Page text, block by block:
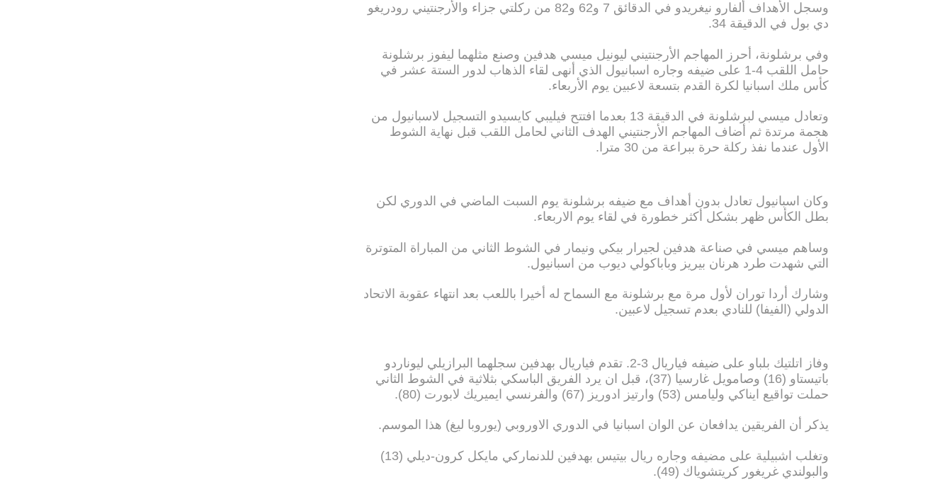
وسجل الأهداف ألفارو نيغريدو في الدقائق 7 و62 و82 من ركلتي جزاء والأرجنتيني رودريغو
دي بول في الدقيقة 34.
وفي برشلونة، أحرز المهاجم الأرجنتيني ليونيل ميسي هدفين وصنع مثلهما ليفوز برشلونة
حامل اللقب 4-1 على ضيفه وجاره اسبانيول الذي أنهى لقاء الذهاب لدور الستة عشر في
كأس ملك اسبانيا لكرة القدم بتسعة لاعبين يوم الأربعاء.
وتعادل ميسي لبرشلونة في الدقيقة 13 بعدما افتتح فيليبي كايسيدو التسجيل لاسبانيول من
هجمة مرتدة ثم أضاف المهاجم الأرجنتيني الهدف الثاني لحامل اللقب قبل نهاية الشوط
الأول عندما نفذ ركلة حرة ببراعة من 30 مترا.
وكان اسبانيول تعادل بدون أهداف مع ضيفه برشلونة يوم السبت الماضي في الدوري لكن
بطل الكأس ظهر بشكل أكثر خطورة في لقاء يوم الاربعاء.
وساهم ميسي في صناعة هدفين لجيرار بيكي ونيمار في الشوط الثاني من المباراة المتوترة
التي شهدت طرد هرنان بيريز وباباكولي ديوب من اسبانيول.
وشارك أردا توران لأول مرة مع برشلونة مع السماح له أخيرا باللعب بعد انتهاء عقوبة الاتحاد
الدولي (الفيفا) للنادي بعدم تسجيل لاعبين.
وفاز اتلتيك بلباو على ضيفه فياريال 3-2. تقدم فياريال بهدفين سجلهما البرازيلي ليوناردو
باتيستاو (16) وصامويل غارسيا (37)، قبل ان يرد الفريق الباسكي بثلاثية في الشوط الثاني
حملت تواقيع ايناكي وليامس (53) وارتيز ادوريز (67) والفرنسي ايميريك لابورت (80).
يذكر أن الفريقين يدافعان عن الوان اسبانيا في الدوري الاوروبي (يوروبا ليغ) هذا الموسم.
وتغلب اشبيلية على مضيفه وجاره ريال بيتيس بهدفين للدنماركي مايكل كرون-ديلي (13)
والبولندي غريغور كريتشوياك (49).